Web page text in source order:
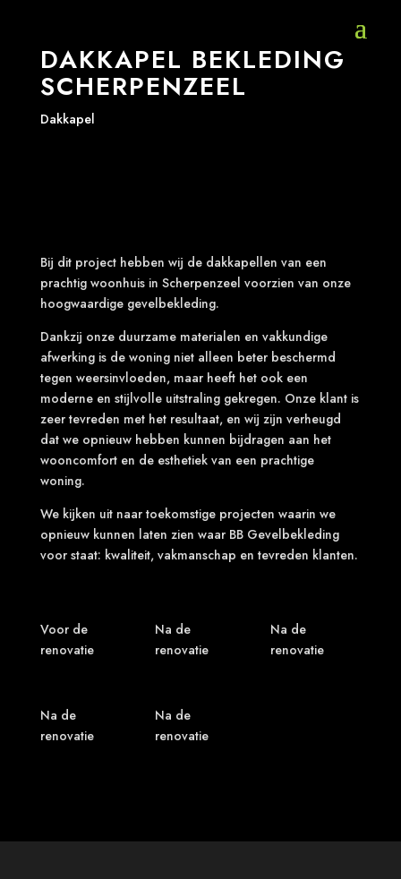
DAKKAPEL BEKLEDING
SCHERPENZEEL
Dakkapel
Bij dit project hebben wij de dakkapellen van een
prachtig woonhuis in Scherpenzeel voorzien van onze
hoogwaardige gevelbekleding.
Dankzij onze duurzame materialen en vakkundige
afwerking is de woning niet alleen beter beschermd
tegen weersinvloeden, maar heeft het ook een
moderne en stijlvolle uitstraling gekregen. Onze klant is
zeer tevreden met het resultaat, en wij zijn verheugd
dat we opnieuw hebben kunnen bijdragen aan het
wooncomfort en de esthetiek van een prachtige
woning.
We kijken uit naar toekomstige projecten waarin we
opnieuw kunnen laten zien waar BB Gevelbekleding
voor staat: kwaliteit, vakmanschap en tevreden klanten.
Voor de
renovatie
Na de
renovatie
Na de
renovatie
Na de
renovatie
Na de
renovatie